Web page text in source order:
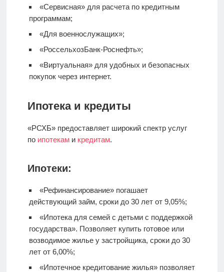
«Сервисная» для расчета по кредитным
программам;
«Для военнослужащих»;
«РоссельхозБанк-Роснефть»;
«Виртуальная» для удобных и безопасных
покупок через интернет.
Ипотека и кредиты
«РСХБ» предоставляет широкий спектр услуг
по ипотеками кредитам.
Ипотеки:
«Рефинансирование» погашает
действующий займ, сроки до 30 лет от 9,05%;
«Ипотека для семей с детьми с поддержкой
государства». Позволяет купить готовое или
возводимое жилье у застройщика, сроки до 30
лет от 6,00%;
«Ипотечное кредитование жилья» позволяет